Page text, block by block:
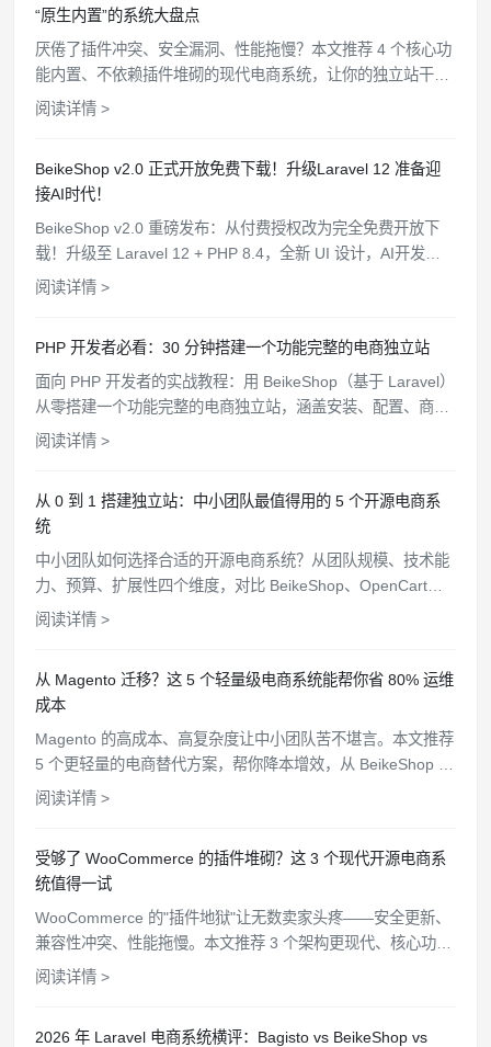
“原生内置”的系统大盘点
厌倦了插件冲突、安全漏洞、性能拖慢？本文推荐 4 个核心功
能内置、不依赖插件堆砌的现代电商系统，让你的独立站干
净、高效、安全。
阅读详情 >
BeikeShop v2.0 正式开放免费下载！升级Laravel 12 准备迎
接AI时代！
BeikeShop v2.0 重磅发布：从付费授权改为完全免费开放下
载！升级至 Laravel 12 + PHP 8.4，全新 UI 设计，AI开发规
范文件，WooCommerce API 对接，支持一键部署。
阅读详情 >
PHP 开发者必看：30 分钟搭建一个功能完整的电商独立站
面向 PHP 开发者的实战教程：用 BeikeShop（基于 Laravel）
从零搭建一个功能完整的电商独立站，涵盖安装、配置、商品
上架、支付对接、主题定制全流程。
阅读详情 >
从 0 到 1 搭建独立站：中小团队最值得用的 5 个开源电商系
统
中小团队如何选择合适的开源电商系统？从团队规模、技术能
力、预算、扩展性四个维度，对比 BeikeShop、OpenCart、
Bagisto 等 5 个开源方案，帮你找到最匹配的选择。
阅读详情 >
从 Magento 迁移？这 5 个轻量级电商系统能帮你省 80% 运维
成本
Magento 的高成本、高复杂度让中小团队苦不堪言。本文推荐
5 个更轻量的电商替代方案，帮你降本增效，从 BeikeShop 到
OpenCart 逐一分析。
阅读详情 >
受够了 WooCommerce 的插件堆砌？这 3 个现代开源电商系
统值得一试
WooCommerce 的"插件地狱"让无数卖家头疼——安全更新、
兼容性冲突、性能拖慢。本文推荐 3 个架构更现代、核心功能
开箱即用的开源电商替代方案。
阅读详情 >
2026 年 Laravel 电商系统横评：Bagisto vs BeikeShop vs